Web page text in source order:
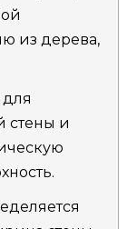
из дерева,
стены и